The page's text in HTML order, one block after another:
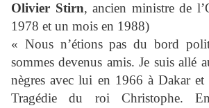
Olivier Stirn, ancien ministre de
1978 et un mois en 1988)
« Nous n’étions pas du bord
sommes devenus amis. Je suis allé
nègres avec lui en 1966 à Dakar
Tragédie du roi Christophe.